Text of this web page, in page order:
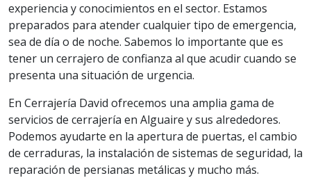
experiencia y conocimientos en el sector. Estamos
preparados para atender cualquier tipo de emergencia,
sea de día o de noche. Sabemos lo importante que es
tener un cerrajero de confianza al que acudir cuando se
presenta una situación de urgencia.
En Cerrajería David ofrecemos una amplia gama de
servicios de cerrajería en Alguaire y sus alrededores.
Podemos ayudarte en la apertura de puertas, el cambio
de cerraduras, la instalación de sistemas de seguridad, la
reparación de persianas metálicas y mucho más.